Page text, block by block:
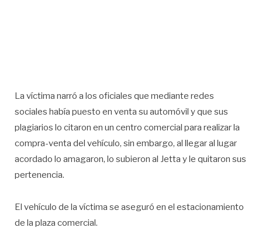
La víctima narró a los oficiales que mediante redes
sociales había puesto en venta su automóvil y que sus
plagiarios lo citaron en un centro comercial para realizar la
compra-venta del vehículo, sin embargo, al llegar al lugar
acordado lo amagaron, lo subieron al Jetta y le quitaron sus
pertenencia.
El vehículo de la víctima se aseguró en el estacionamiento
de la plaza comercial.